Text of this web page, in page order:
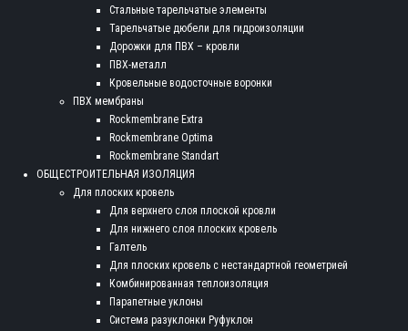
Стальные тарельчатые элементы
Тарельчатые дюбели для гидроизоляции
Дорожки для ПВХ – кровли
ПВХ-металл
Кровельные водосточные воронки
ПВХ мембраны
Rockmembrane Extra
Rockmembrane Optima
Rockmembrane Standart
ОБЩЕСТРОИТЕЛЬНАЯ ИЗОЛЯЦИЯ
Для плоских кровель
Для верхнего слоя плоской кровли
Для нижнего слоя плоских кровель
Галтель
Для плоских кровель с нестандартной геометрией
Комбинированная теплоизоляция
Парапетные уклоны
Система разуклонки Руфуклон